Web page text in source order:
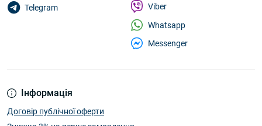
Інформація
Договір публічної оферти
Telegram
Viber
Whatsapp
Messenger